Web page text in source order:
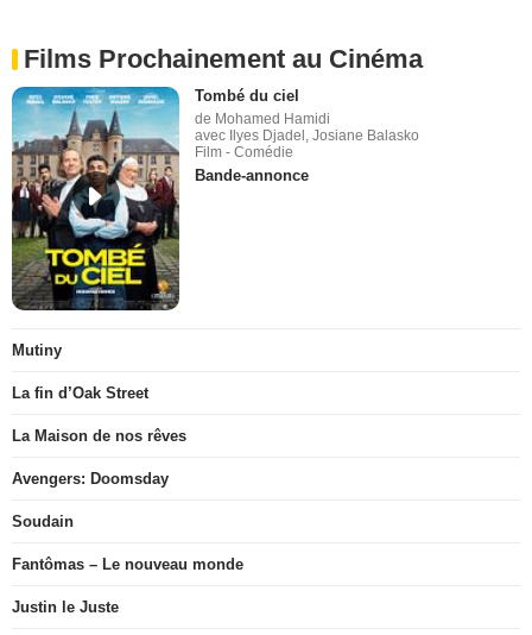
Films Prochainement au Cinéma
Tombé du ciel
de Mohamed Hamidi
avec Ilyes Djadel, Josiane Balasko
Film - Comédie
Bande-annonce
Mutiny
La fin d’Oak Street
La Maison de nos rêves
Avengers: Doomsday
Soudain
Fantômas – Le nouveau monde
Justin le Juste